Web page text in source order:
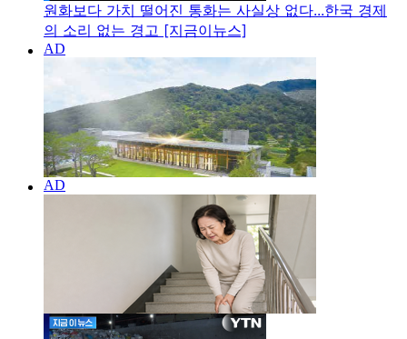
원화보다 가치 떨어진 통화는 사실상 없다...한국 경제
의 소리 없는 경고 [지금이뉴스]